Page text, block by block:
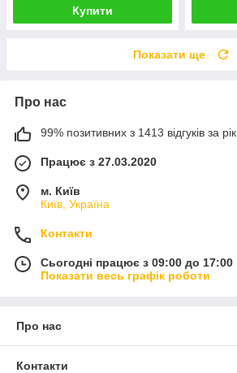
Купити
Показати ще
Про нас
99% позитивних з 1413 відгуків за рік
Працює з 27.03.2020
м. Київ
Київ, Україна
Контакти
Сьогодні працює з 09:00 до 17:00
Показати весь графік роботи
Про нас
Контакти